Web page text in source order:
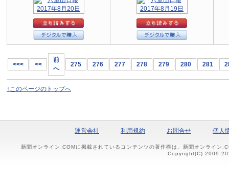
<<< <<
前
へ
275 276 277 278 279 280 281
↑このページのトップへ
運営会社 利用規約 お問合せ 個人
新聞オンライン.COMに掲載されているコンテンツの著作権は、新聞オンライン
Copyright(C) 2009-